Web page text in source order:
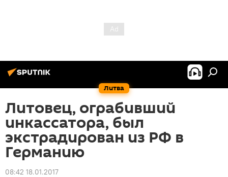
Литва
Литовец, ограбивший
инкассатора, был
экстрадирован из РФ в
Германию
08:42 18.01.2017